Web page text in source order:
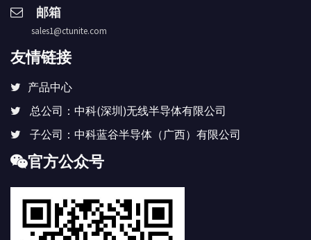
邮箱
sales1@ctunite.com
友情链接
产品中心
总公司：中科(深圳)无线半导体有限公司
子公司：中科蓝谷半导体（广西）有限公司
官方公众号